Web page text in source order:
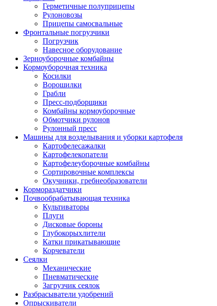
Герметичные полуприцепы
Рулоновозы
Прицепы самосвальные
Фронтальные погрузчики
Погрузчик
Навесное оборудование
Зерноуборочные комбайны
Кормоуборочная техника
Косилки
Ворошилки
Грабли
Пресс-подборщики
Комбайны кормоуборочные
Обмотчики рулонов
Рулонный пресс
Машины для возделывания и уборки картофеля
Картофелесажалки
Картофелекопатели
Картофелеуборочные комбайны
Сортировочные комплексы
Окучники, гребнеобразователи
Кормораздатчики
Почвообрабатывающая техника
Культиваторы
Плуги
Дисковые бороны
Глубокорыхлители
Катки прикатывающие
Корчеватели
Сеялки
Механические
Пневматические
Загрузчик сеялок
Разбрасыватели удобрений
Опрыскиватели